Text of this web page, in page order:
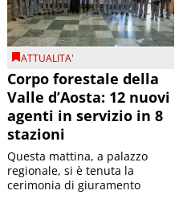
ATTUALITA'
Corpo forestale della
Valle d’Aosta: 12 nuovi
agenti in servizio in 8
stazioni
Questa mattina, a palazzo
regionale, si è tenuta la
cerimonia di giuramento